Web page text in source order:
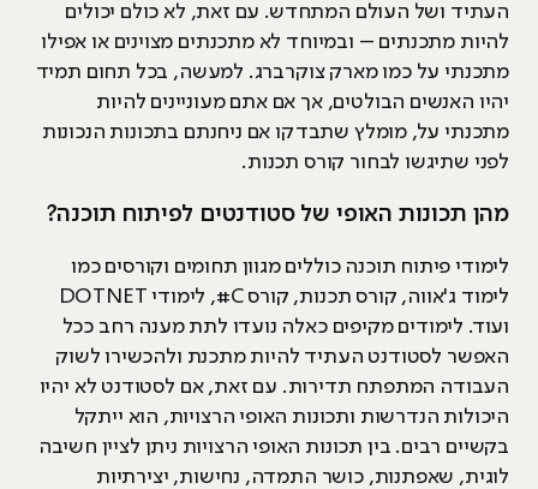
העתיד ושל העולם המתחדש. עם זאת, לא כולם יכולים
להיות מתכנתים – ובמיוחד לא מתכנתים מצוינים או אפילו
מתכנתי על כמו מארק צוקרברג. למעשה, בכל תחום תמיד
יהיו האנשים הבולטים, אך אם אתם מעוניינים להיות
מתכנתי על, מומלץ שתבדקו אם ניחנתם בתכונות הנכונות
לפני שתיגשו לבחור קורס תכנות.
מהן תכונות האופי של סטודנטים לפיתוח תוכנה?
לימודי פיתוח תוכנה כוללים מגוון תחומים וקורסים כמו
לימוד ג'אווה, קורס תכנות, קורס C#, לימודי DOTNET
ועוד. לימודים מקיפים כאלה נועדו לתת מענה רחב ככל
האפשר לסטודנט העתיד להיות מתכנת ולהכשירו לשוק
העבודה המתפתח תדירות. עם זאת, אם לסטודנט לא יהיו
היכולות הנדרשות ותכונות האופי הרצויות, הוא ייתקל
בקשיים רבים. בין תכונות האופי הרצויות ניתן לציין חשיבה
לוגית, שאפתנות, כושר התמדה, נחישות, יצירתיות